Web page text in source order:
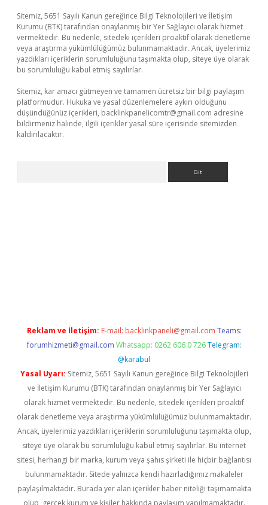
Sitemiz, 5651 Sayılı Kanun gereğince Bilgi Teknolojileri ve İletişim
Kurumu (BTK) tarafından onaylanmış bir Yer Sağlayıcı olarak hizmet
vermektedir. Bu nedenle, sitedeki içerikleri proaktif olarak denetleme
veya araştırma yükümlülüğümüz bulunmamaktadır. Ancak, üyelerimiz
yazdıkları içeriklerin sorumluluğunu taşımakta olup, siteye üye olarak
bu sorumluluğu kabul etmiş sayılırlar.
Sitemiz, kar amacı gütmeyen ve tamamen ücretsiz bir bilgi paylaşım
platformudur. Hukuka ve yasal düzenlemelere aykırı olduğunu
düşündüğünüz içerikleri, backlinkpanelicomtr@gmail.com adresine
bildirmeniz halinde, ilgili içerikler yasal süre içerisinde sitemizden
kaldırılacaktır.
Reklam ve İletişim: E-mail: backlinkpaneli@gmail.com Teams:
forumhizmeti@gmail.com Whatsapp: 0262 606 0 726 Telegram:
@karabul
Yasal Uyarı: Sitemiz, 5651 Sayılı Kanun gereğince Bilgi Teknolojileri
ve İletişim Kurumu (BTK) tarafından onaylanmış bir Yer Sağlayıcı
olarak hizmet vermektedir. Bu nedenle, sitedeki içerikleri proaktif
olarak denetleme veya araştırma yükümlülüğümüz bulunmamaktadır.
Ancak, üyelerimiz yazdıkları içeriklerin sorumluluğunu taşımakta olup,
siteye üye olarak bu sorumluluğu kabul etmiş sayılırlar. Bu internet
sitesi, herhangi bir marka, kurum veya şahıs şirketi ile hiçbir bağlantısı
bulunmamaktadır. Sitede yalnızca kendi hazırladığımız makaleler
paylaşılmaktadır. Burada yer alan içerikler haber niteliği taşımamakta
olup, gerçek kurum ve kişiler hakkında paylaşım yapılmamaktadır.